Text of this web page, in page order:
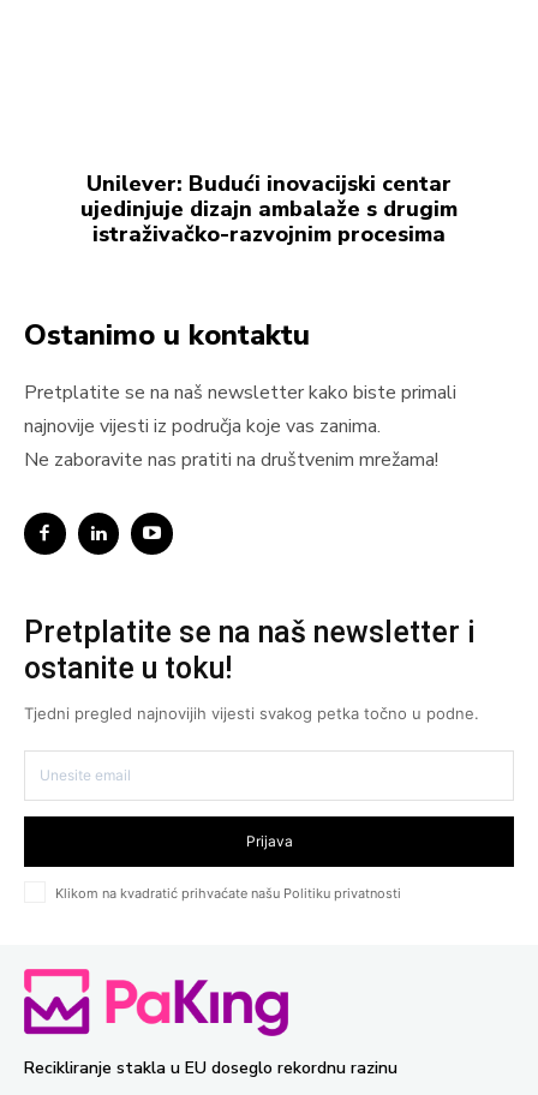
Unilever: Budući inovacijski centar
ujedinjuje dizajn ambalaže s drugim
istraživačko-razvojnim procesima
Ostanimo u kontaktu
Pretplatite se na naš newsletter kako biste primali
najnovije vijesti iz područja koje vas zanima.
Ne zaboravite nas pratiti na društvenim mrežama!
Pretplatite se na naš newsletter i
ostanite u toku!
Tjedni pregled najnovijih vijesti svakog petka točno u podne.
Prijava
Klikom na kvadratić prihvaćate našu Politiku privatnosti
Recikliranje stakla u EU doseglo rekordnu razinu